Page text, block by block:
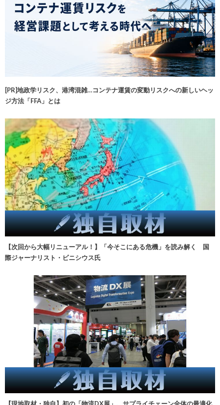
[PR]地政学リスク、港湾混雑…コンテナ運賃の変動リスクへの新しいヘッ
ジ方法「FFA」とは
【次回から大幅リニューアル！】「今そこにある危機」を読み解く 国
際ジャーナリスト・ビニシウス氏